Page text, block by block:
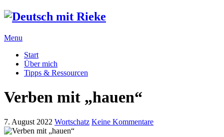
Menu
Start
Über mich
Tipps & Ressourcen
Verben mit „hauen“
7. August 2022 Wortschatz Keine Kommentare